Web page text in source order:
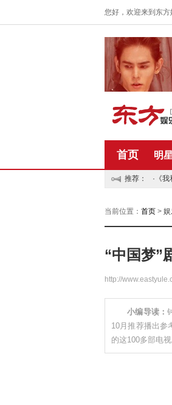
您好，欢迎来到东方
首页 明星
推荐： · 《
当前位置： 首页 > 娱
“中国梦”
http://
小编导读：
10月推荐播出
的这100多部电